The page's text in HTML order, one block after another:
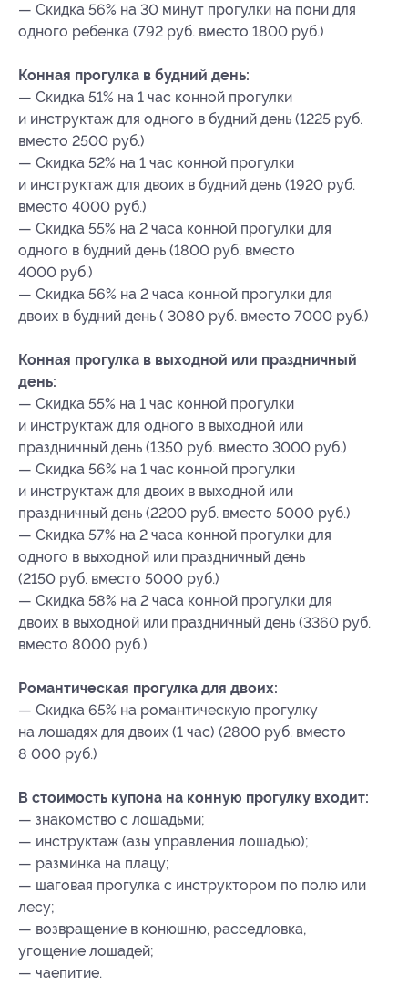
— Скидка 56% на 30 минут прогулки на пони для
одного ребенка (792 руб. вместо 1800 руб.)
Конная прогулка в будний день:
— Скидка 51% на 1 час конной прогулки
и инструктаж для одного в будний день (1225 руб.
вместо 2500 руб.)
— Скидка 52% на 1 час конной прогулки
и инструктаж для двоих в будний день (1920 руб.
вместо 4000 руб.)
— Скидка 55% на 2 часа конной прогулки для
одного в будний день (1800 руб. вместо
4000 руб.)
— Скидка 56% на 2 часа конной прогулки для
двоих в будний день ( 3080 руб. вместо 7000 руб.)
Конная прогулка в выходной или праздничный
день:
— Скидка 55% на 1 час конной прогулки
и инструктаж для одного в выходной или
праздничный день (1350 руб. вместо 3000 руб.)
— Скидка 56% на 1 час конной прогулки
и инструктаж для двоих в выходной или
праздничный день (2200 руб. вместо 5000 руб.)
— Скидка 57% на 2 часа конной прогулки для
одного в выходной или праздничный день
(2150 руб. вместо 5000 руб.)
— Скидка 58% на 2 часа конной прогулки для
двоих в выходной или праздничный день (3360 руб.
вместо 8000 руб.)
Романтическая прогулка для двоих:
— Скидка 65% на романтическую прогулку
на лошадях для двоих (1 час) (2800 руб. вместо
8 000 руб.)
В стоимость купона на конную прогулку входит:
— знакомство с лошадьми;
— инструктаж (азы управления лошадью);
— разминка на плацу;
— шаговая прогулка с инструктором по полю или
лесу;
— возвращение в конюшню, расседловка,
угощение лошадей;
— чаепитие.